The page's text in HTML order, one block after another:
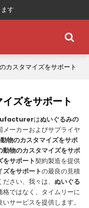
す
カスタマイズをサポート
ズをサポート
はぬいぐるみの
メーカーおよびサプライヤ
物のカスタマイズをサポ
動物のカスタマイズをサポ
をサポート契約製造を提供
ズをサポートの最良の見積
ださい、我々は、ぬいぐる
格ではなく、タイムリーに
サービスを提供します。